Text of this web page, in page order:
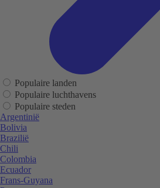
Populaire landen
Populaire luchthavens
Populaire steden
Argentinië
Bolivia
Brazilië
Chili
Colombia
Ecuador
Frans-Guyana